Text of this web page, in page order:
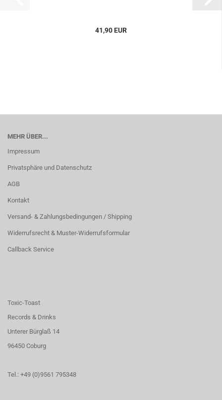
41,90 EUR
MEHR ÜBER...
Impressum
Privatsphäre und Datenschutz
AGB
Kontakt
Versand- & Zahlungsbedingungen / Shipping
Widerrufsrecht & Muster-Widerrufsformular
Callback Service
Toxic-Toast
Records & Drinks
Unterer Bürglaß 14
96450 Coburg
Tel.: +49 (0)9561 795348